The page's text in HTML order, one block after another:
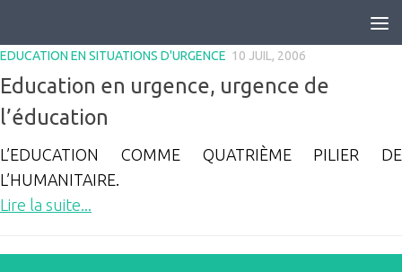
EDUCATION EN SITUATIONS D'URGENCE 10 JUIL, 2006
Education en urgence, urgence de
l’éducation
L’EDUCATION COMME QUATRIÈME PILIER DE
L’HUMANITAIRE.
Lire la suite...